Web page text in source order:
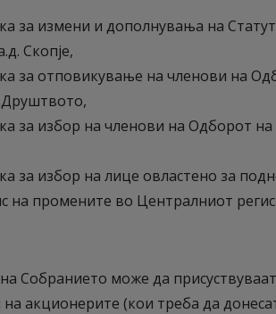
за измени и дополнувања на
Скопје,
за отповикување на членови на
за избор на членови на Одборот
за избор на лице овластено за
на промените во Централниот
Собранието може да
акционерите (кои треба да